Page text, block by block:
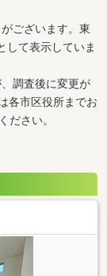
ございます。東
して表示していま
調査後に変更が
各市区役所までお
ださい。